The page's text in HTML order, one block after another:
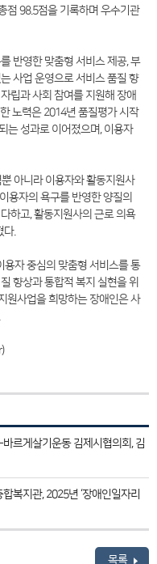
점 98.5점을 기록하며 우수기관
반영한 맞춤형 서비스 제공, 부
사업 운영으로 서비스 품질 향
립과 사회 참여를 지원해 장애
노력은 2014년 품질평가 시작
는 성과로 이어졌으며, 이용자
아니라 이용자와 활동지원사
용자의 욕구를 반영한 양질의
하고, 활동지원사의 근로 의욕
다.
자 중심의 맞춤형 서비스를 통
향상과 통합적 복지 실현을 위
원사업을 희망하는 장애인은 사
르게살기운동 김제시협의회, 김
복지관, 2025년 ‘장애인일자리
목록